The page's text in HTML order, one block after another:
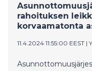
rahoituksen
korvaamatonta
11.4.2024 11:55:00 EEST |